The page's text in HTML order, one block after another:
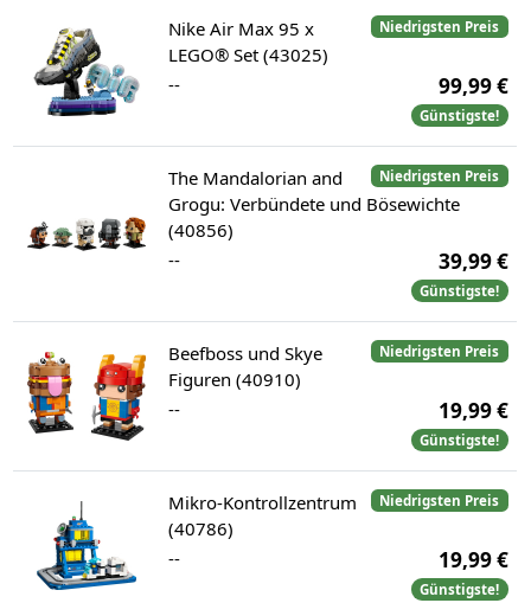
Niedrigsten Preis
Nike Air Max 95 x
LEGO® Set (43025)
--
99,99 €
Günstigste!
Niedrigsten Preis
The Mandalorian and
Grogu: Verbündete und Bösewichte
(40856)
--
39,99 €
Günstigste!
Niedrigsten Preis
Beefboss und Skye
Figuren (40910)
--
19,99 €
Günstigste!
Niedrigsten Preis
Mikro-Kontrollzentrum
(40786)
--
19,99 €
Günstigste!